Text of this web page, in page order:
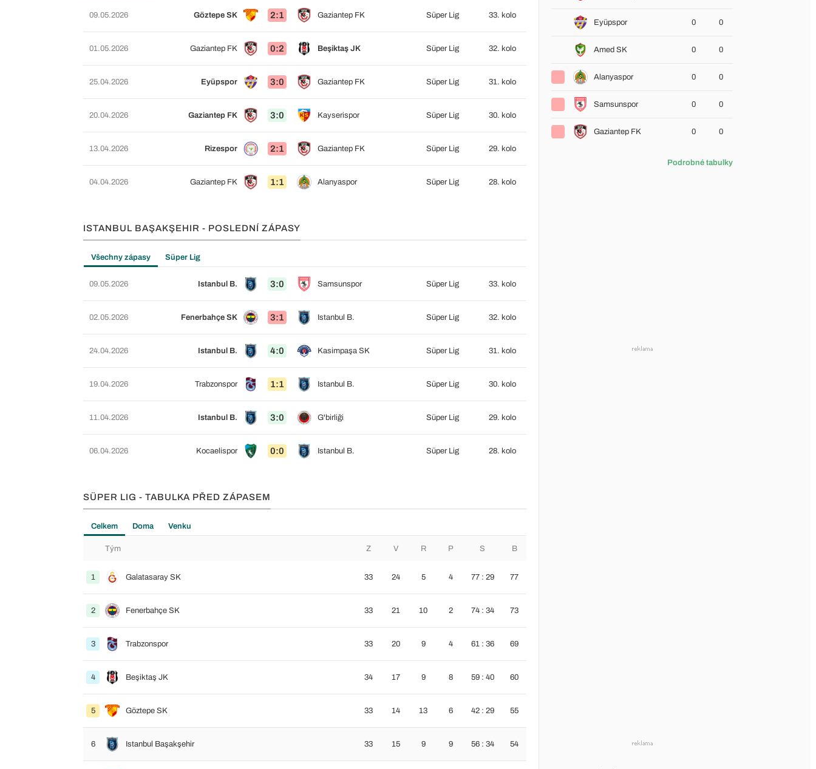
09.05.2026 Göztepe SK 2:1 Gaziantep FK Süper Lig 33. kolo
01.05.2026 Gaziantep FK 0:2 Beşiktaş JK Süper Lig 32. kolo
25.04.2026 Eyüpspor 3:0 Gaziantep FK Süper Lig 31. kolo
20.04.2026 Gaziantep FK 3:0 Kayserispor Süper Lig 30. kolo
13.04.2026 Rizespor 2:1 Gaziantep FK Süper Lig 29. kolo
04.04.2026 Gaziantep FK 1:1 Alanyaspor Süper Lig 28. kolo
ISTANBUL BAŞAKŞEHIR - POSLEDNÍ ZÁPASY
Všechny zápasy Süper Lig
09.05.2026 Istanbul B. 3:0 Samsunspor Süper Lig 33. kolo
02.05.2026 Fenerbahçe SK 3:1 Istanbul B. Süper Lig 32. kolo
24.04.2026 Istanbul B. 4:0 Kasimpaşa SK Süper Lig 31. kolo
19.04.2026 Trabzonspor 1:1 Istanbul B. Süper Lig 30. kolo
11.04.2026 Istanbul B. 3:0 G'birliği Süper Lig 29. kolo
06.04.2026 Kocaelispor 0:0 Istanbul B. Süper Lig 28. kolo
SÜPER LIG - TABULKA PŘED ZÁPASEM
Celkem Doma Venku
Tým Z V R P S B
1 Galatasaray SK 33 24 5 4 77 : 29 77
2 Fenerbahçe SK 33 21 10 2 74 : 34 73
3 Trabzonspor 33 20 9 4 61 : 36 69
4 Beşiktaş JK 34 17 9 8 59 : 40 60
5 Göztepe SK 33 14 13 6 42 : 29 55
6 Istanbul Başakşehir 33 15 9 9 56 : 34 54
Eyüpspor 0 0
Amed SK 0 0
Alanyaspor 0 0
Samsunspor 0 0
Gaziantep FK 0 0
Podrobné tabulky